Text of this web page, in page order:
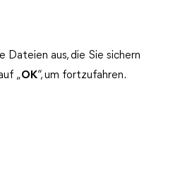
Dateien aus, die Sie sichern
„OK“, um fortzufahren.